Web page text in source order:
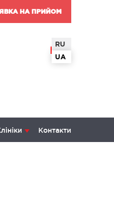
НА ПРИЙОМ
RU
UA
Контакти